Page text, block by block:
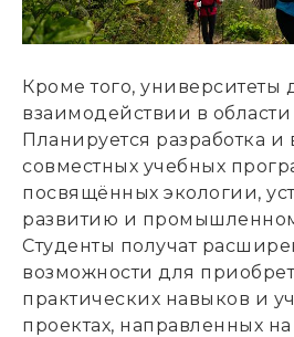
Кроме того, университеты
взаимодействии в
Планируется разработка
совместных учебных
посвящённых экологии,
развитию и
Студенты получат
возможности для
практических навыков и
проектах, направленных